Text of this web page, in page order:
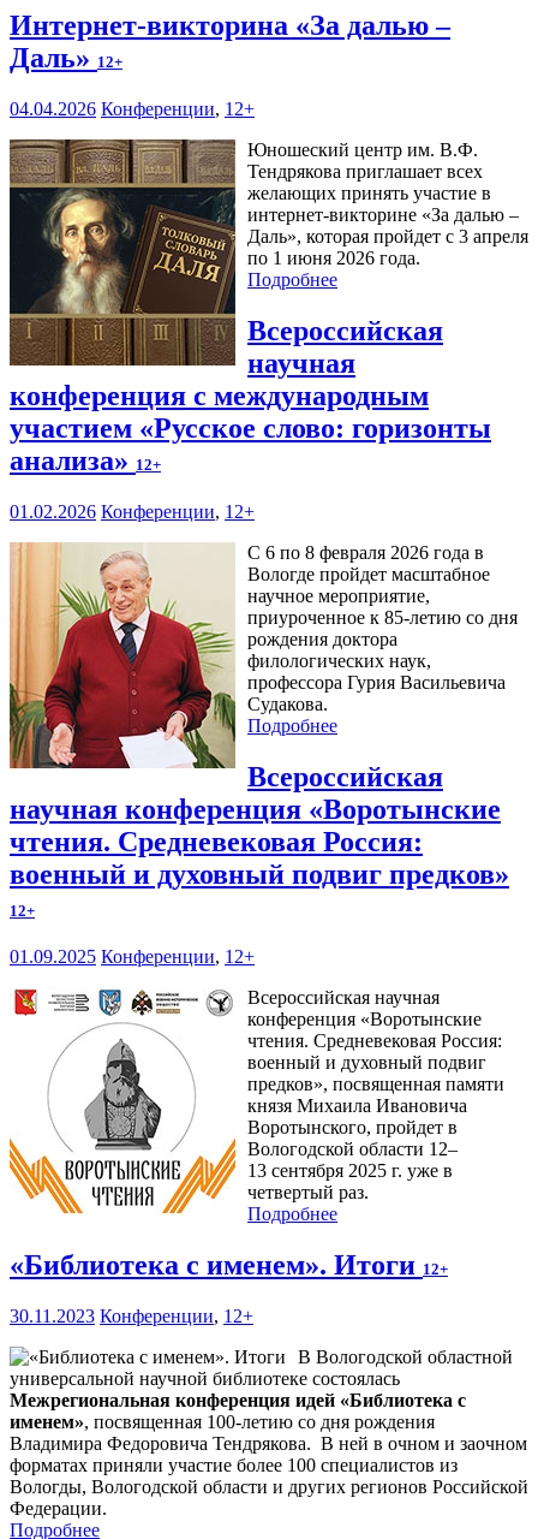
Интернет-викторина «За далью –
Даль» 12+
04.04.2026 Конференции, 12+
Юношеский центр им. В.Ф.
Тендрякова приглашает всех
желающих принять участие в
интернет-викторине «За далью –
Даль», которая пройдет с 3 апреля
по 1 июня 2026 года.
Подробнее
Всероссийская
научная
конференция с международным
участием «Русское слово: горизонты
анализа» 12+
01.02.2026 Конференции, 12+
С 6 по 8 февраля 2026 года в
Вологде пройдет масштабное
научное мероприятие,
приуроченное к 85-летию со дня
рождения доктора
филологических наук,
профессора Гурия Васильевича
Судакова.
Подробнее
Всероссийская
научная конференция «Воротынские
чтения. Средневековая Россия:
военный и духовный подвиг предков»
12+
01.09.2025 Конференции, 12+
Всероссийская научная
конференция «Воротынские
чтения. Средневековая Россия:
военный и духовный подвиг
предков», посвященная памяти
князя Михаила Ивановича
Воротынского, пройдет в
Вологодской области 12–
13 сентября 2025 г. уже в
четвертый раз.
Подробнее
«Библиотека с именем». Итоги 12+
30.11.2023 Конференции, 12+
В Вологодской областной
универсальной научной библиотеке состоялась
Межрегиональная конференция идей «Библиотека с
именем», посвященная 100-летию со дня рождения
Владимира Федоровича Тендрякова. В ней в очном и заочном
форматах приняли участие более 100 специалистов из
Вологды, Вологодской области и других регионов Российской
Федерации.
Подробнее